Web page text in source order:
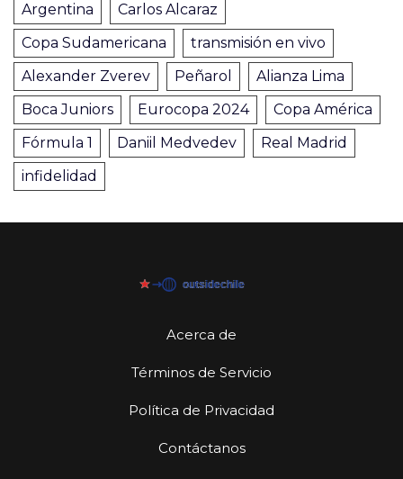
Argentina
Carlos Alcaraz
Copa Sudamericana
transmisión en vivo
Alexander Zverev
Peñarol
Alianza Lima
Boca Juniors
Eurocopa 2024
Copa América
Fórmula 1
Daniil Medvedev
Real Madrid
infidelidad
Acerca de
Términos de Servicio
Política de Privacidad
Contáctanos